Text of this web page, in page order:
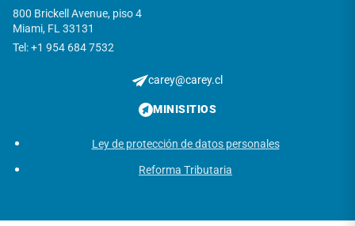
800 Brickell Avenue, piso 4
Miami, FL 33131
Tel: +1 954 684 7532
carey@carey.cl
MINISITIOS
Ley de protección de datos personales
Reforma Tributaria